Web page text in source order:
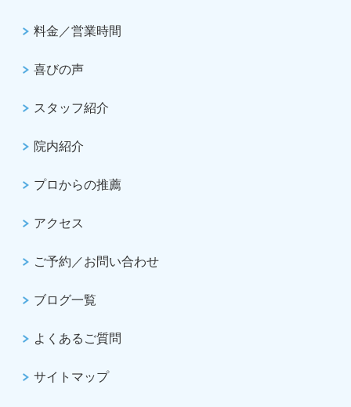
料金／営業時間
喜びの声
スタッフ紹介
院内紹介
プロからの推薦
アクセス
ご予約／お問い合わせ
ブログ一覧
よくあるご質問
サイトマップ